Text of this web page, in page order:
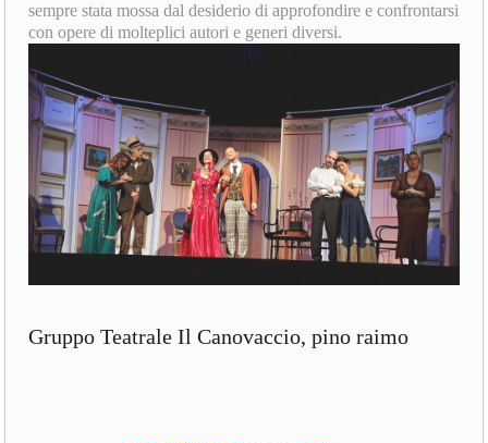
sempre stata mossa dal desiderio di approfondire e confrontarsi
con opere di molteplici autori e generi diversi.
Gruppo Teatrale Il Canovaccio, pino raimo